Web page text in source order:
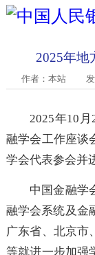
2025年
作者：本站
2025年10
融学会工作座
学会代表参会并
中国金融
融学会系统及
广东省、北京